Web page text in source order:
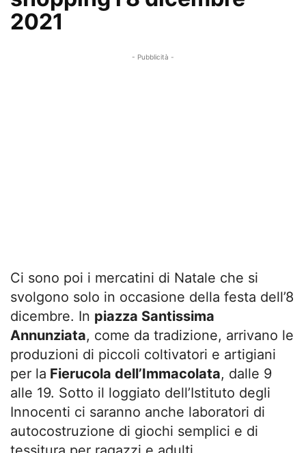
2021
- Pubblicità -
Ci sono poi i mercatini di Natale che si
svolgono solo in occasione della festa dell’8
dicembre. In piazza Santissima
Annunziata, come da tradizione, arrivano le
produzioni di piccoli coltivatori e artigiani
per la Fierucola dell’Immacolata, dalle 9
alle 19. Sotto il loggiato dell’Istituto degli
Innocenti ci saranno anche laboratori di
autocostruzione di giochi semplici e di